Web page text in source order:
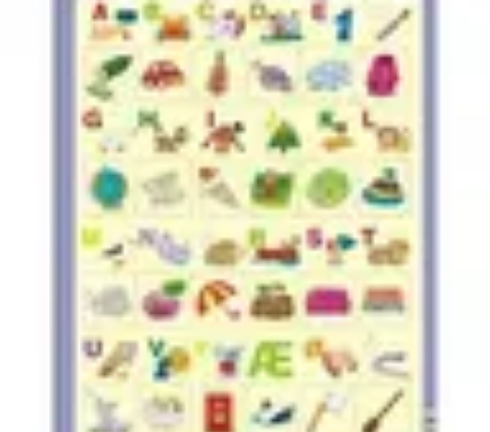
Apprendre Rubik Cube
Astuces et conseils
ApprentissageTechniques
d'apprentissageMéthodes d'apprentissage Techniques
Apprendre Rubik Cube